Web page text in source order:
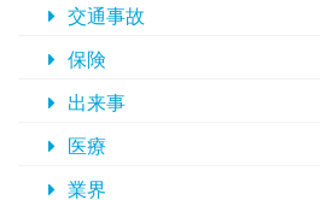
交通事故
保険
出来事
医療
業界